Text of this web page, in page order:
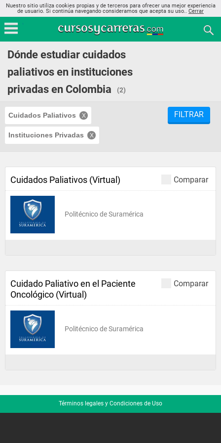
Nuestro sitio utiliza cookies propias y de terceros para ofrecer una mejor experiencia
de usuario. Si continúa navegando consideramos que acepta su uso.. Cerrar
Dónde estudiar cuidados
paliativos en instituciones
privadas en Colombia
(2)
Cuidados Paliativos
Instituciones Privadas
FILTRAR
Comparar
Cuidados Paliativos (Virtual)
Politécnico de Suramérica
Comparar
Cuidado Paliativo en el Paciente
Oncológico (Virtual)
Politécnico de Suramérica
Términos legales y Condiciones de Uso